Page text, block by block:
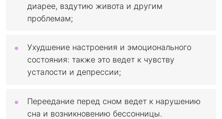
диарее, вздутию живота и другим
проблемам;
Ухудшение настроения и эмоционального
состояния: также это ведет к чувству
усталости и депрессии;
Переедание перед сном ведет к нарушению
сна и возникновению бессонницы.